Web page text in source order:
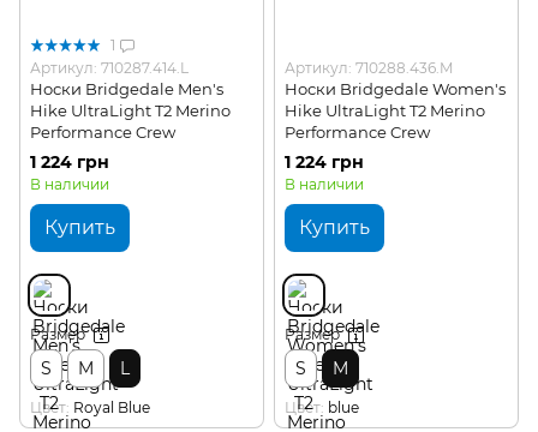
1
Артикул: 710287.414.L
Носки Bridgedale Men's
Hike UltraLight T2 Merino
Performance Crew
1 224 грн
В наличии
Купить
Размер
S M L
Цвет Royal Blue
Артикул: 710288.436.M
Носки Bridgedale Women's
Hike UltraLight T2 Merino
Performance Crew
1 224 грн
В наличии
Купить
Размер
S M
Цвет blue